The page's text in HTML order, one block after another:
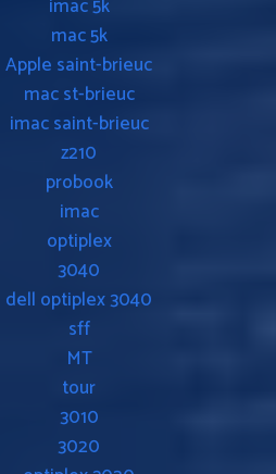
mac 5k
Apple saint-brieuc
mac st-brieuc
imac saint-brieuc
z210
probook
imac
optiplex
3040
dell optiplex 3040
sff
MT
tour
3010
3020